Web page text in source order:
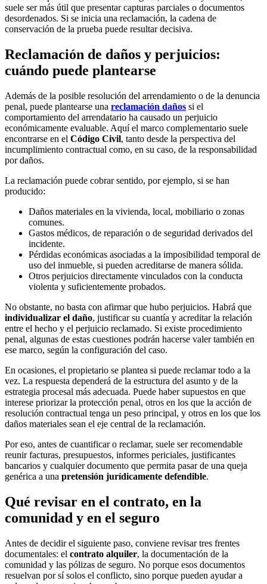
suele ser más útil que presentar capturas parciales o documentos
desordenados. Si se inicia una reclamación, la cadena de
conservación de la prueba puede resultar decisiva.
Reclamación de daños y perjuicios:
cuándo puede plantearse
Además de la posible resolución del arrendamiento o de la denuncia
penal, puede plantearse una reclamación daños si el
comportamiento del arrendatario ha causado un perjuicio
económicamente evaluable. Aquí el marco complementario suele
encontrarse en el Código Civil, tanto desde la perspectiva del
incumplimiento contractual como, en su caso, de la responsabilidad
por daños.
La reclamación puede cobrar sentido, por ejemplo, si se han
producido:
Daños materiales en la vivienda, local, mobiliario o zonas
comunes.
Gastos médicos, de reparación o de seguridad derivados del
incidente.
Pérdidas económicas asociadas a la imposibilidad temporal de
uso del inmueble, si pueden acreditarse de manera sólida.
Otros perjuicios directamente vinculados con la conducta
violenta y suficientemente probados.
No obstante, no basta con afirmar que hubo perjuicios. Habrá que
individualizar el daño, justificar su cuantía y acreditar la relación
entre el hecho y el perjuicio reclamado. Si existe procedimiento
penal, algunas de estas cuestiones podrán hacerse valer también en
ese marco, según la configuración del caso.
En ocasiones, el propietario se plantea si puede reclamar todo a la
vez. La respuesta dependerá de la estructura del asunto y de la
estrategia procesal más adecuada. Puede haber supuestos en que
interese priorizar la protección penal, otros en los que la acción de
resolución contractual tenga un peso principal, y otros en los que los
daños materiales sean el eje central de la reclamación.
Por eso, antes de cuantificar o reclamar, suele ser recomendable
reunir facturas, presupuestos, informes periciales, justificantes
bancarios y cualquier documento que permita pasar de una queja
genérica a una pretensión jurídicamente defendible.
Qué revisar en el contrato, en la
comunidad y en el seguro
Antes de decidir el siguiente paso, conviene revisar tres frentes
documentales: el contrato alquiler, la documentación de la
comunidad y las pólizas de seguro. No porque esos documentos
resuelvan por sí solos el conflicto, sino porque pueden ayudar a